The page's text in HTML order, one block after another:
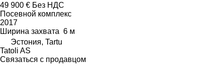
49 900 € Без НДС
Посевной комплекс
2017
Ширина захвата 6 м
Эстония, Tartu
Tatoli AS
Связаться с продавцом